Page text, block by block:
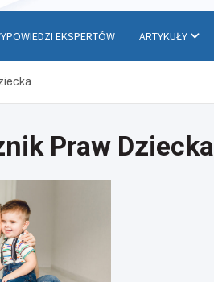
EKSPERTÓW ARTYKUŁY
Praw Dziecka